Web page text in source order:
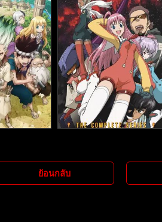
(2024)
ภาค4 (2025)
โลก (2019)
วาล ภาค2 (2006)
ย้อนกลับ